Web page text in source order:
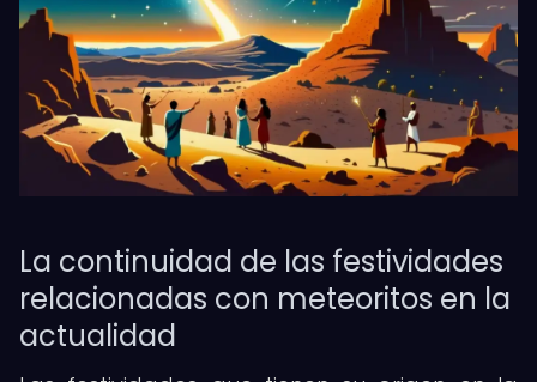
La continuidad de las festividades
relacionadas con meteoritos en la
actualidad